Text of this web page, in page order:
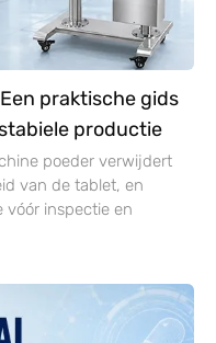
praktische gids
productie
poeder verwijdert
van de tablet, en
vóór inspectie en